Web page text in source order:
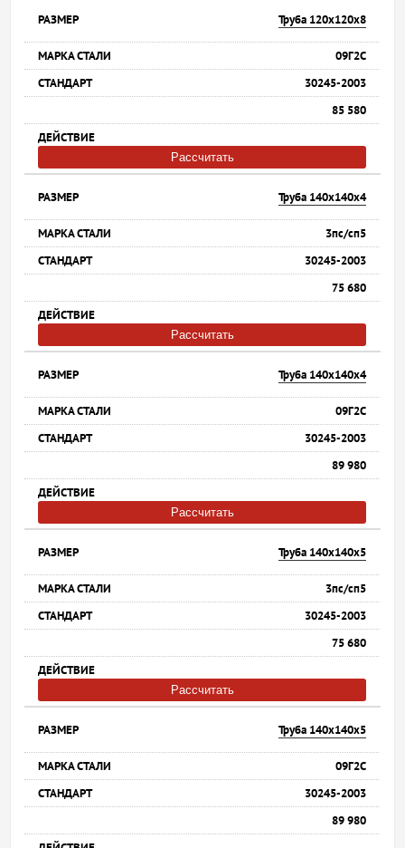
Труба 120х120х8
09Г2С
30245-2003
85 580
Рассчитать
Труба 140х140х4
3пс/сп5
30245-2003
75 680
Рассчитать
Труба 140х140х4
09Г2С
30245-2003
89 980
Рассчитать
Труба 140х140х5
3пс/сп5
30245-2003
75 680
Рассчитать
Труба 140х140х5
09Г2С
30245-2003
89 980